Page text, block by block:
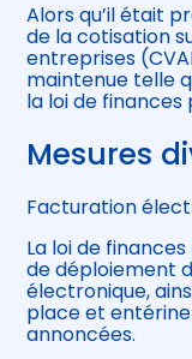
Alors qu’il était
de la cotisation
entreprises
maintenue telle
la loi de finances
Mesures
Facturation
La loi de
de déploiement
électronique,
place et entérine
annoncées.